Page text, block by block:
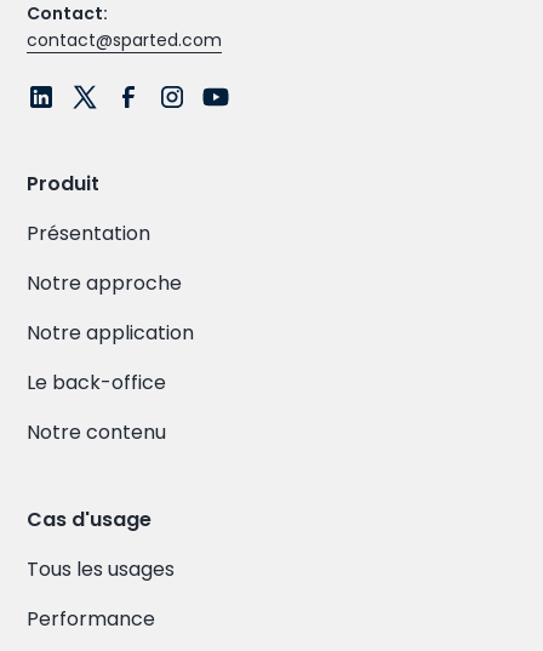
Contact:
contact@sparted.com
Produit
Présentation
Notre approche
Notre application
Le back-office
Notre contenu
Cas d'usage
Tous les usages
Performance